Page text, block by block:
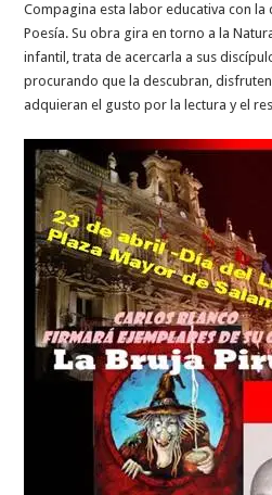
Compagina esta labor educativa con la
Poesía. Su obra gira en torno a la
infantil, trata de acercarla a sus
procurando que la descubran,
adquieran el gusto por la lectura y el